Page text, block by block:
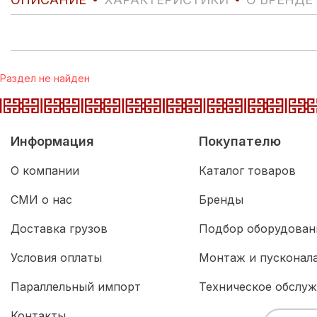
Раздел не найден
Информация
О компании
СМИ о нас
Доставка грузов
Условия оплаты
Параллельный импорт
Покупателю
Каталог товаров
Бренды
Подбор
Монтаж и
Техническое